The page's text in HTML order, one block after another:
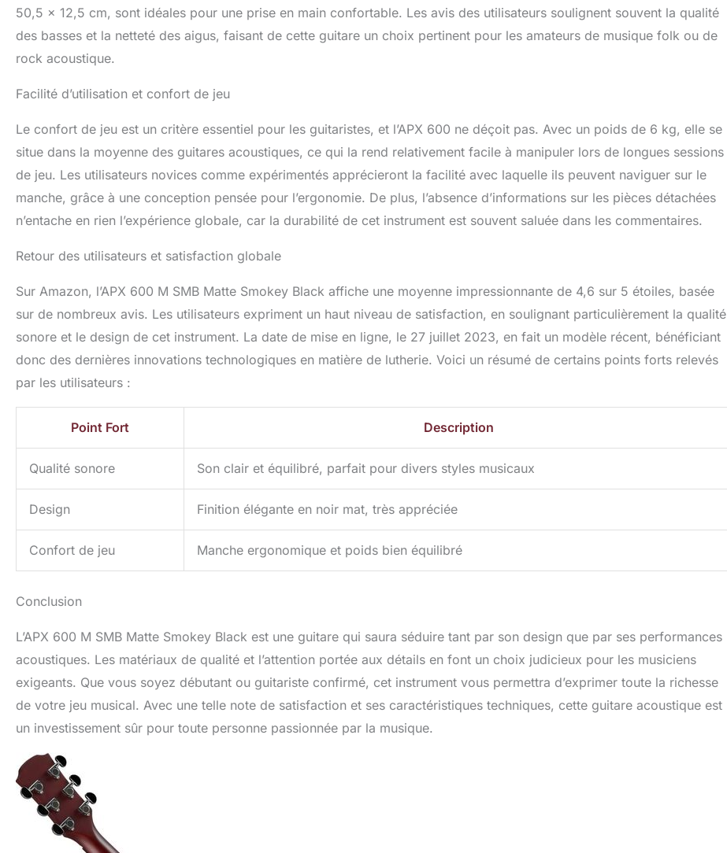
50,5 x 12,5 cm, sont idéales pour une prise en main confortable. Les avis des utilisateurs soulignent souvent la qualité
des basses et la netteté des aigus, faisant de cette guitare un choix pertinent pour les amateurs de musique folk ou de
rock acoustique.
Facilité d’utilisation et confort de jeu
Le confort de jeu est un critère essentiel pour les guitaristes, et l’APX 600 ne déçoit pas. Avec un poids de 6 kg, elle se
situe dans la moyenne des guitares acoustiques, ce qui la rend relativement facile à manipuler lors de longues sessions
de jeu. Les utilisateurs novices comme expérimentés apprécieront la facilité avec laquelle ils peuvent naviguer sur le
manche, grâce à une conception pensée pour l’ergonomie. De plus, l’absence d’informations sur les pièces détachées
n’entache en rien l’expérience globale, car la durabilité de cet instrument est souvent saluée dans les commentaires.
Retour des utilisateurs et satisfaction globale
Sur Amazon, l’APX 600 M SMB Matte Smokey Black affiche une moyenne impressionnante de 4,6 sur 5 étoiles, basée
sur de nombreux avis. Les utilisateurs expriment un haut niveau de satisfaction, en soulignant particulièrement la qualité
sonore et le design de cet instrument. La date de mise en ligne, le 27 juillet 2023, en fait un modèle récent, bénéficiant
donc des dernières innovations technologiques en matière de lutherie. Voici un résumé de certains points forts relevés
par les utilisateurs :
Point Fort Description
Qualité sonore Son clair et équilibré, parfait pour divers styles musicaux
Design Finition élégante en noir mat, très appréciée
Confort de jeu Manche ergonomique et poids bien équilibré
Conclusion
L’APX 600 M SMB Matte Smokey Black est une guitare qui saura séduire tant par son design que par ses performances
acoustiques. Les matériaux de qualité et l’attention portée aux détails en font un choix judicieux pour les musiciens
exigeants. Que vous soyez débutant ou guitariste confirmé, cet instrument vous permettra d’exprimer toute la richesse
de votre jeu musical. Avec une telle note de satisfaction et ses caractéristiques techniques, cette guitare acoustique est
un investissement sûr pour toute personne passionnée par la musique.